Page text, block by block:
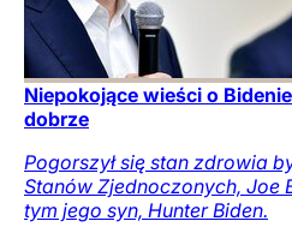
Niepokojące wieści o
dobrze
Pogorszył się stan zdrowia
Stanów Zjednoczonych, Joe
tym jego syn, Hunter Biden.